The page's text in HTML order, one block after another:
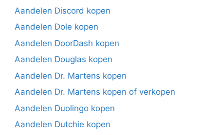
Aandelen Discord kopen
Aandelen Dole kopen
Aandelen DoorDash kopen
Aandelen Douglas kopen
Aandelen Dr. Martens kopen
Aandelen Dr. Martens kopen of verkopen
Aandelen Duolingo kopen
Aandelen Dutchie kopen